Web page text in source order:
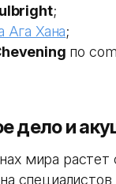
;
Ага Хана;
по
дело и
мира растет